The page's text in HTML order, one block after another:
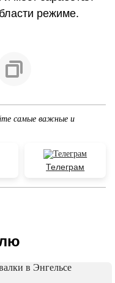
режиме.
самые важные и
Телеграм